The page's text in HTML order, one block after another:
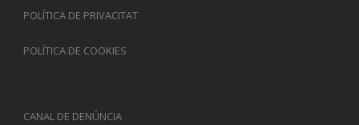
POLÍTICA DE PRIVACITAT
POLÍTICA DE COOKIES
CANAL DE DENÚNCIA